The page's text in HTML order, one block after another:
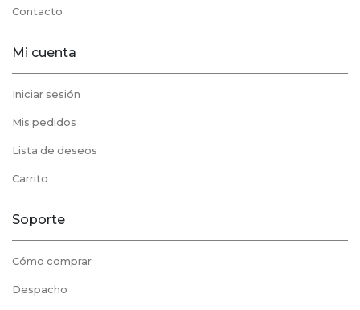
Contacto
Mi cuenta
Iniciar sesión
Mis pedidos
Lista de deseos
Carrito
Soporte
Cómo comprar
Despacho